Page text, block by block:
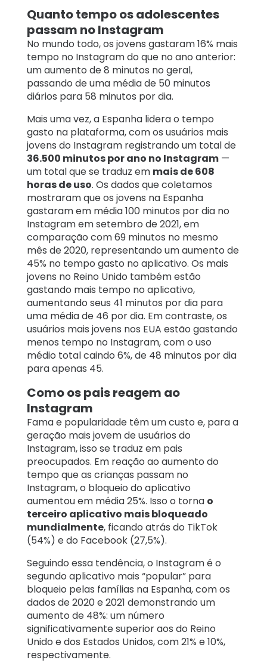
Quanto tempo os adolescentes
passam no Instagram
No mundo todo, os jovens gastaram 16% mais
tempo no Instagram do que no ano anterior:
um aumento de 8 minutos no geral,
passando de uma média de 50 minutos
diários para 58 minutos por dia.
Mais uma vez, a Espanha lidera o tempo
gasto na plataforma, com os usuários mais
jovens do Instagram registrando um total de
36.500 minutos por ano no Instagram —
um total que se traduz em mais de 608
horas de uso. Os dados que coletamos
mostraram que os jovens na Espanha
gastaram em média 100 minutos por dia no
Instagram em setembro de 2021, em
comparação com 69 minutos no mesmo
mês de 2020, representando um aumento de
45% no tempo gasto no aplicativo. Os mais
jovens no Reino Unido também estão
gastando mais tempo no aplicativo,
aumentando seus 41 minutos por dia para
uma média de 46 por dia. Em contraste, os
usuários mais jovens nos EUA estão gastando
menos tempo no Instagram, com o uso
médio total caindo 6%, de 48 minutos por dia
para apenas 45.
Como os pais reagem ao
Instagram
Fama e popularidade têm um custo e, para a
geração mais jovem de usuários do
Instagram, isso se traduz em pais
preocupados. Em reação ao aumento do
tempo que as crianças passam no
Instagram, o bloqueio do aplicativo
aumentou em média 25%. Isso o torna o
terceiro aplicativo mais bloqueado
mundialmente, ficando atrás do TikTok
(54%) e do Facebook (27,5%).
Seguindo essa tendência, o Instagram é o
segundo aplicativo mais “popular” para
bloqueio pelas famílias na Espanha, com os
dados de 2020 e 2021 demonstrando um
aumento de 48%: um número
significativamente superior aos do Reino
Unido e dos Estados Unidos, com 21% e 10%,
respectivamente.